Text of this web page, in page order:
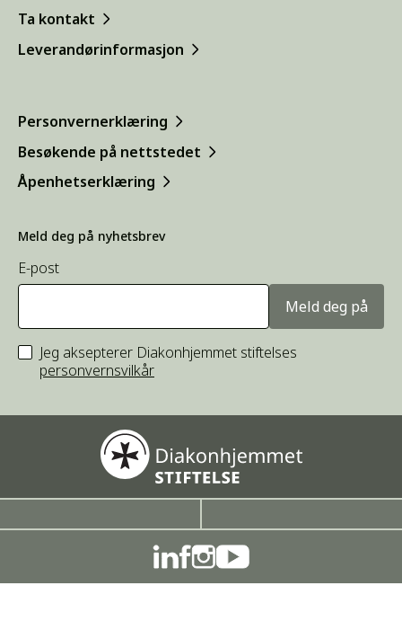
Ta kontakt
Leverandørinformasjon
Personvernerklæring
Besøkende på nettstedet
Åpenhetserklæring
Meld deg på nyhetsbrev
E-post
Meld deg på
Jeg aksepterer Diakonhjemmet stiftelses
personvernsvilkår